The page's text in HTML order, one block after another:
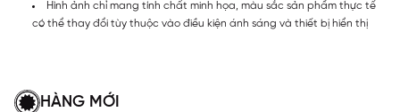
Hình ảnh chỉ mang tính chất minh họa, màu sắc sản phẩm thực tế
có thể thay đổi tùy thuộc vào điều kiện ánh sáng và thiết bị hiển thị
HÀNG MỚI